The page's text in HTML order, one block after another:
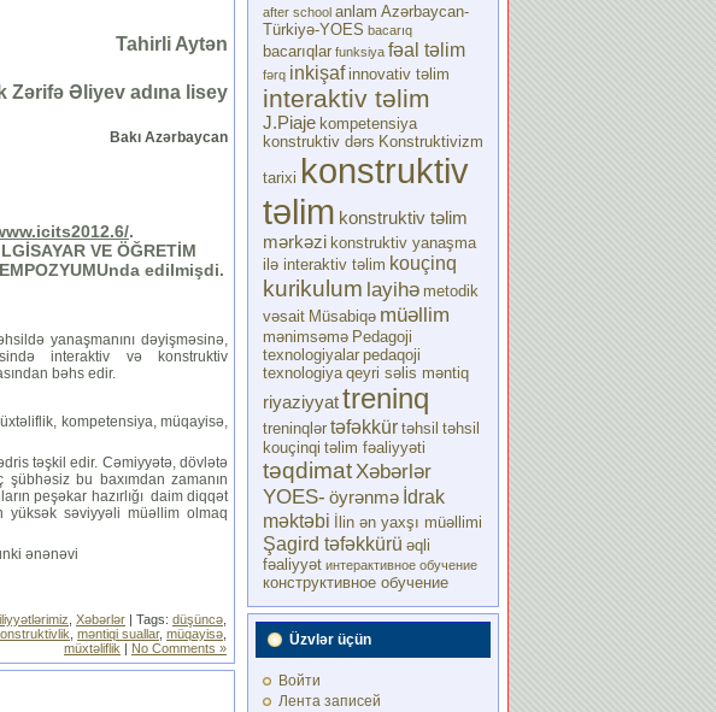
Tahirli Aytən
Zərifə Əliyev adına lisey
Bakı Azərbaycan
.
VE ÖĞRETİM
edilmişdi.
yanaşmanını dəyişməsinə,
interaktiv və konstruktiv
bəhs edir.
kompetensiya, müqayisə,
təşkil edir. Cəmiyyətə, dövlətə
şübhəsiz bu baxımdan zamanın
peşəkar hazırlığı daim diqqət
yüksək səviyyəli müəllim olmaq
ənənəvi
Xəbərlər | Tags: düşüncə
məntiqi suallar, müqayisə
müxtəliflik | No Comments »
after school anlam Azərbaycan-
Türkiyə-YOES bacarıq
bacarıqlar funksiya fəal təlim
fərq inkişaf innovativ təlim
interaktiv təlim
J.Piaje kompetensiya
konstruktiv dərs Konstruktivizm
tarixi konstruktiv
təlim konstruktiv təlim
mərkəzi konstruktiv yanaşma
ilə interaktiv təlim kouçinq
kurikulum layihə metodik
vəsait Müsabiqə müəllim
mənimsəmə Pedagoji
texnologiyalar pedaqoji
texnologiya qeyri səlis məntiq
riyaziyyattreninq
treninqlər təfəkkür təhsil təhsil
kouçinqi təlim fəaliyyəti
təqdimat Xəbərlər
YOES- öyrənmə İdrak
məktəbi İlin ən yaxşı müəllimi
Şagird təfəkkürü əqli
fəaliyyət интерактивное обучение
конструктивное обучение
Üzvlər üçün
Войти
Лента записей